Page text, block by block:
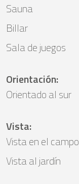
Sauna
Billar
Sala de juegos
Orientación:
Orientado al sur
Vista:
Vista en el campo
Vista al jardín